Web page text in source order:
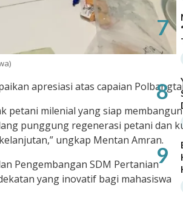
apresiasi atas capaian
petani milenial yang siap membangun
punggung regenerasi petani dan
ungkap Mentan Amran.
Pengembangan SDM Pertanian
yang inovatif bagi mahasiswa
7
8
9